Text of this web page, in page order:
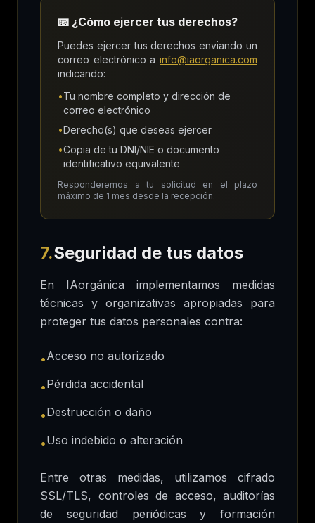
📧 ¿Cómo ejercer tus derechos?
Puedes ejercer tus derechos enviando un
correo electrónico a info@iaorganica.com
indicando:
•Tu nombre completo y dirección de
correo electrónico
•Derecho(s) que deseas ejercer
•Copia de tu DNI/NIE o documento
identificativo equivalente
Responderemos a tu solicitud en el plazo
máximo de 1 mes desde la recepción.
7.Seguridad de tus datos
En IAorgánica implementamos medidas
técnicas y organizativas apropiadas para
proteger tus datos personales contra:
•Acceso no autorizado
•Pérdida accidental
•Destrucción o daño
•Uso indebido o alteración
Entre otras medidas, utilizamos cifrado
SSL/TLS, controles de acceso, auditorías
de seguridad periódicas y formación